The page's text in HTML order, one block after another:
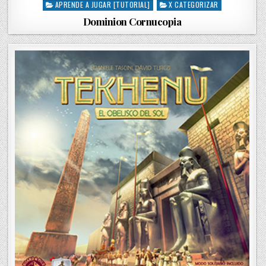
P
t
e
d
i
n
APRENDE A JUGAR [TUTORIAL] X CATEGORIZAR
Dominion Cornucopia